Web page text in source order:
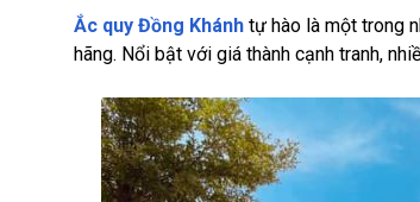
Ắc quy Đồng Khánh tự hào là một trong
hãng. Nổi bật với giá thành cạnh tranh,